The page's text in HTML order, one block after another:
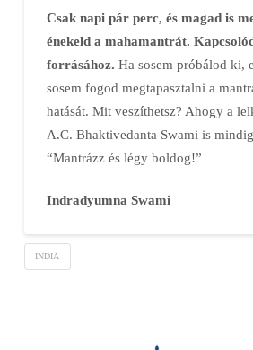
Csak napi pár perc, és magad is
énekeld a mahamantrát.
forrásához. Ha sosem próbálod ki,
sosem fogod megtapasztalni a
hatását. Mit veszíthetsz? Ahogy a
A.C. Bhaktivedanta Swami is
“Mantrázz és légy boldog!”
Indradyumna Swami
INDIA